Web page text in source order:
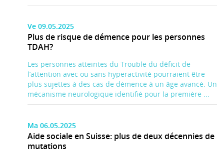
Ve 09.05.2025
Plus de risque de démence pour les personnes
TDAH?
Les personnes atteintes du Trouble du déficit de
l’attention avec ou sans hyperactivité pourraient être
plus sujettes à des cas de démence à un âge avancé. Un
mécanisme neurologique identifié pour la première ...
Ma 06.05.2025
Aide sociale en Suisse: plus de deux décennies de
mutations